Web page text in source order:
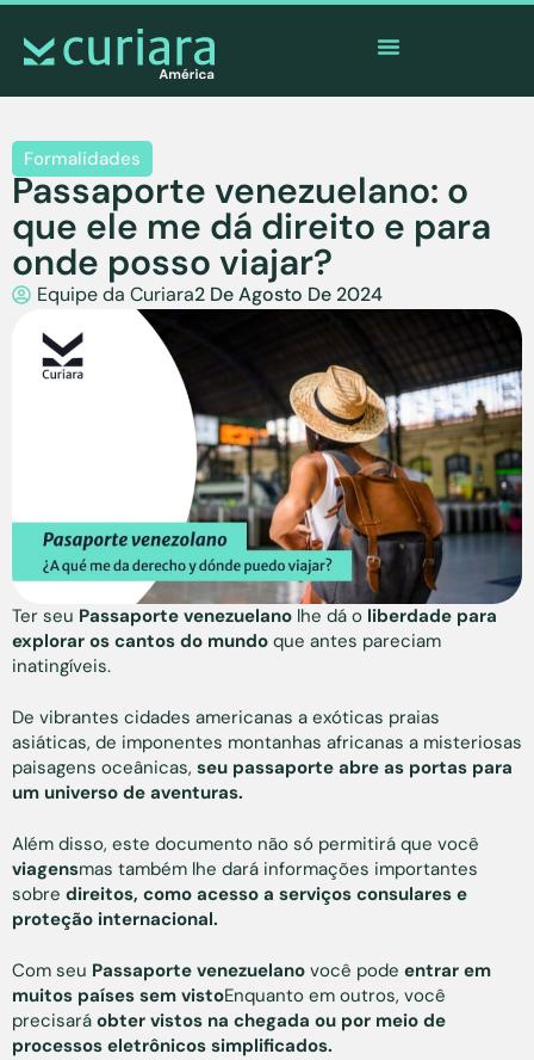
Formalidades
Passaporte venezuelano: o
que ele me dá direito e para
onde posso viajar?
Equipe da Curiara2 De Agosto De 2024
Ter seu Passaporte venezuelano lhe dá o liberdade para
explorar os cantos do mundo que antes pareciam
inatingíveis.
De vibrantes cidades americanas a exóticas praias
asiáticas, de imponentes montanhas africanas a misteriosas
paisagens oceânicas, seu passaporte abre as portas para
um universo de aventuras.
Além disso, este documento não só permitirá que você
viagensmas também lhe dará informações importantes
sobre direitos, como acesso a serviços consulares e
proteção internacional.
Com seu Passaporte venezuelano você pode entrar em
muitos países sem vistoEnquanto em outros, você
precisará obter vistos na chegada ou por meio de
processos eletrônicos simplificados.